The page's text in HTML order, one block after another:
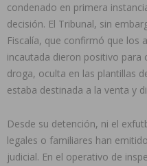
condenado en primera
decisión. El Tribunal, sin
Fiscalía, que confirmó que los
incautada dieron positivo para
droga, oculta en las plantillas
estaba destinada a la venta y
Desde su detención, ni el
legales o familiares han
judicial. En el operativo de